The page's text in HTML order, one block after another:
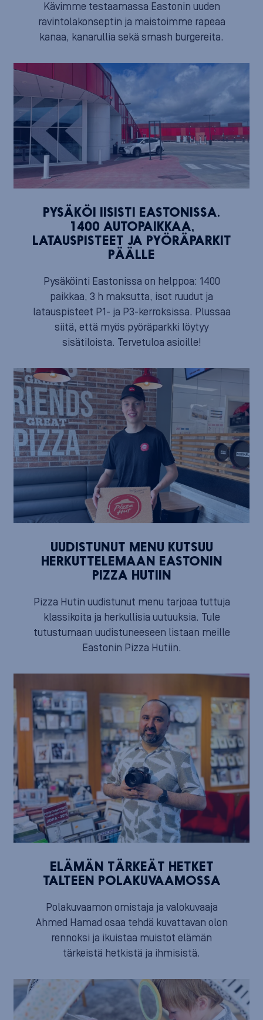
Kävimme testaamassa Eastonin uuden
ravintolakonseptin ja maistoimme rapeaa
kanaa, kanarullia sekä smash burgereita.
PYSÄKÖI IISISTI EASTONISSA.
1400 AUTOPAIKKAA,
LATAUSPISTEET JA PYÖRÄPARKIT
PÄÄLLE
Pysäköinti Eastonissa on helppoa: 1400
paikkaa, 3 h maksutta, isot ruudut ja
latauspisteet P1- ja P3-kerroksissa. Plussaa
siitä, että myös pyöräparkki löytyy
sisätiloista. Tervetuloa asioille!
UUDISTUNUT MENU KUTSUU
HERKUTTELEMAAN EASTONIN
PIZZA HUTIIN
Pizza Hutin uudistunut menu tarjoaa tuttuja
klassikoita ja herkullisia uutuuksia. Tule
tutustumaan uudistuneeseen listaan meille
Eastonin Pizza Hutiin.
ELÄMÄN TÄRKEÄT HETKET
TALTEEN POLAKUVAAMOSSA
Polakuvaamon omistaja ja valokuvaaja
Ahmed Hamad osaa tehdä kuvattavan olon
rennoksi ja ikuistaa muistot elämän
tärkeistä hetkistä ja ihmisistä.